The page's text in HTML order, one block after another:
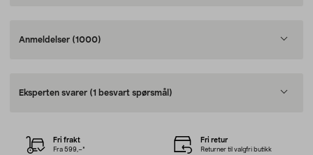
Anmeldelser (1000)
Eksperten svarer (1 besvart spørsmål)
Fri frakt
Fra 599,–*
Fri retur
Returner til valgfri butikk